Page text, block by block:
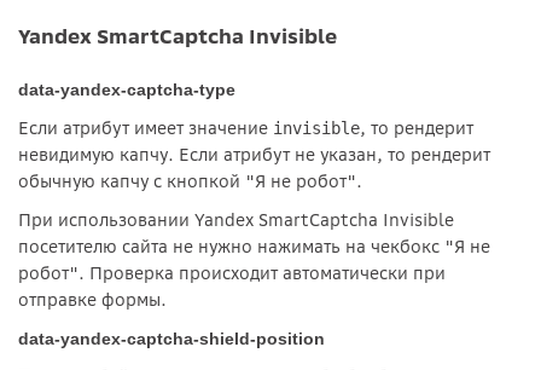
Yandex SmartCaptcha Invisible
data-yandex-captcha-type
Если атрибут имеет значение invisible, то рендерит
невидимую капчу. Если атрибут не указан, то рендерит
обычную капчу с кнопкой "Я не робот".
При использовании Yandex SmartCaptcha Invisible
посетителю сайта не нужно нажимать на чекбокс "Я не
робот". Проверка происходит автоматически при
отправке формы.
data-yandex-captcha-shield-position